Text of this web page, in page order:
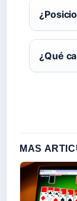
¿Qué
MAS